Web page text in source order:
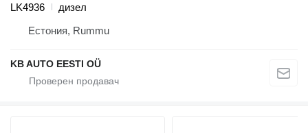
LK4936
дизел
Естония, Rummu
KB AUTO EESTI OÜ